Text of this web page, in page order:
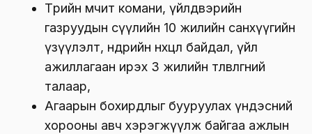
Төрийн өмчит комани, үйлдвэрийн
газруудын сүүлийн 10 жилийн санхүүгийн
үзүүлэлт, өнөөдрийн нөхцөл байдал, үйл
ажиллагаан ирэх 3 жилийн төлөвлөгөөний
талаар,
Агаарын бохирдлыг бууруулах үндэсний
хорооны авч хэрэгжүүлж байгаа ажлын